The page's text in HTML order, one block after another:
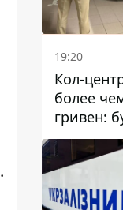
.
19:20
Кол-
более
гривен: